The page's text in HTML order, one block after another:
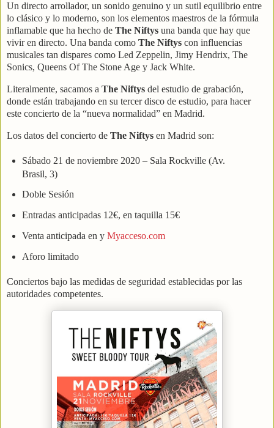
Un directo arrollador, un sonido genuino y un sutil equilibrio entre
lo clásico y lo moderno, son los elementos maestros de la fórmula
inflamable que ha hecho de The Niftys una banda que hay que
vivir en directo. Una banda como The Niftys con influencias
musicales tan dispares como Led Zeppelin, Jimy Hendrix, The
Sonics, Queens Of The Stone Age y Jack White.
Literalmente, sacamos a The Niftys del estudio de grabación,
donde están trabajando en su tercer disco de estudio, para hacer
este concierto de la “nueva normalidad” en Madrid.
Los datos del concierto de The Niftys en Madrid son:
Sábado 21 de noviembre 2020 – Sala Rockville (Av.
Brasil, 3)
Doble Sesión
Entradas anticipadas 12€, en taquilla 15€
Venta anticipada en y Myacceso.com
Aforo limitado
Conciertos bajo las medidas de seguridad establecidas por las
autoridades competentes.